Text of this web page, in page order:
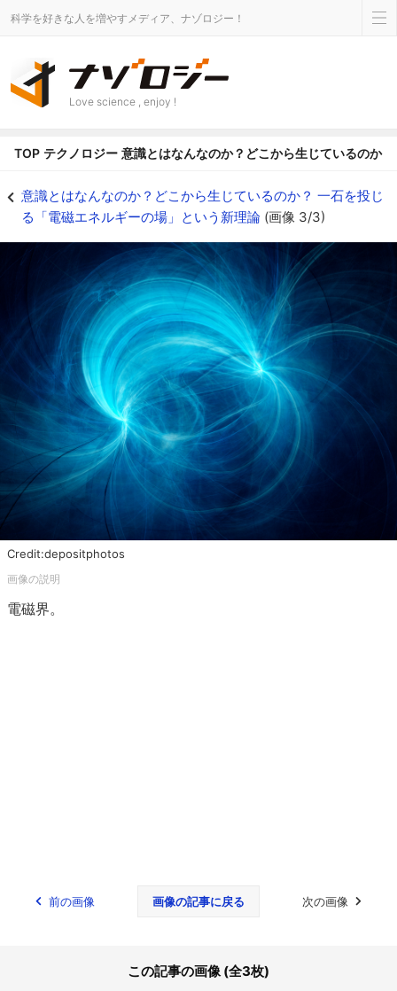
科学を好きな人を増やすメディア、ナゾロジー！
Love science , enjoy !
TOP テクノロジー 意識とはなんなのか？どこから生じているのか
意識とはなんなのか？どこから生じているのか？ 一石を投じ
る「電磁エネルギーの場」という新理論 (画像 3/3)
Credit:depositphotos
電磁界。
前の画像 画像の記事に戻る 次の画像
この記事の画像 (全3枚)